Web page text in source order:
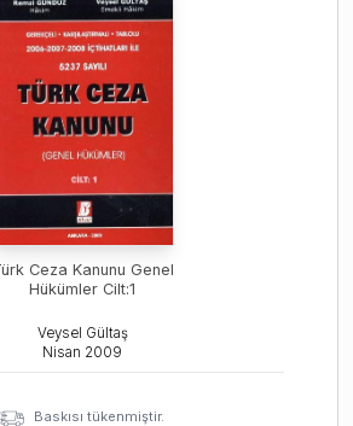
Ceza Kanunu Genel
Hükümler Cilt:1
Veysel Gültaş
Nisan 2009
Baskısı tükenmiştir.